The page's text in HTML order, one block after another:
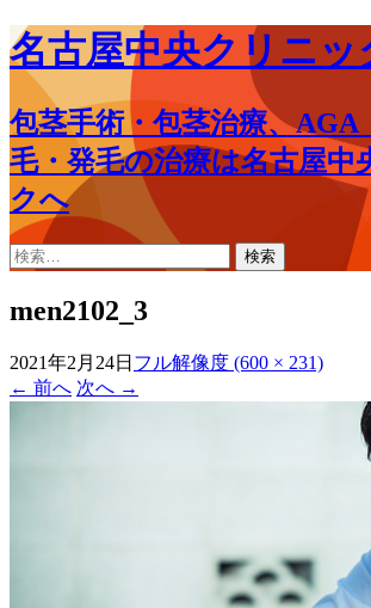
名古屋中央クリニッ
包茎手術・包茎治療、AGA
毛・発毛の治療は名古屋中
クへ
コ
ン
テ
ツ
ス
検
索:
men2102_3
2021年2月24日 フル解像度 (600 × 231)
← 前へ 次へ →